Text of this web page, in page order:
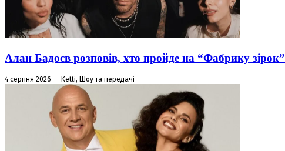
Алан Бадоєв розповів, хто пройде на “Фабрику зірок”
4 серпня 2026 — Ketti, Шоу та передачі